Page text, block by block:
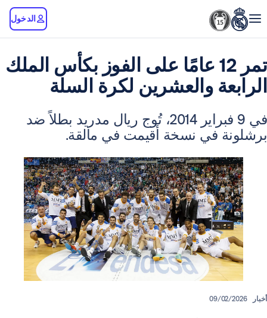
تمر 12 عامًا على الفوز بكأس الملك
والعشرين لكرة السلة
في 9 فبراير 2014، تُوج ريال مدريد بطلاً ضد
في نسخة أقيمت في مالقة.
09/